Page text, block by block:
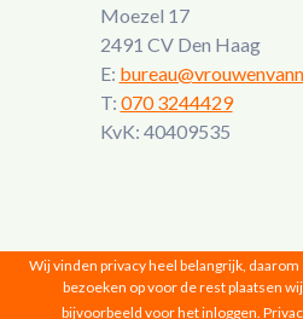
Moezel 17
2491 CV Den Haag
E:
T: 070 3244429
KvK: 40409535
Vrouwen van Nu © 2026 |
Wij vinden privacy heel belangrijk,
bezoeken op voor de rest plaatsen
bijvoorbeeld voor het inloggen.